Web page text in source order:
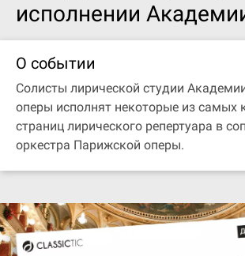
исполнении
О событии
Солисты лирической студии
оперы исполнят некоторые из самых
страниц лирического репертуара в
оркестра Парижской оперы.